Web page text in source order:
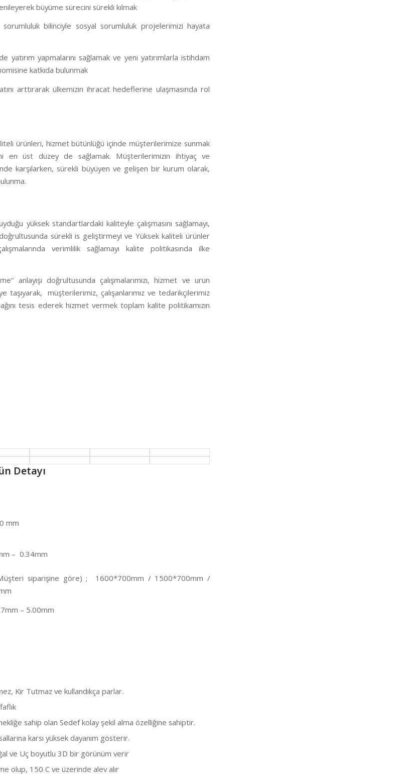
büyüme sürecini sürekli kılmak
bilinciyle sosyal sorumluluk projelerimizi hayata
yatırım yapmalarını sağlamak ve yeni yatırımlarla istihdam
katkıda bulunmak
arttırarak ülkemizin ihracat hedeflerine ulaşmasında rol
ürünleri, hizmet bütünlüğü içinde müşterilerimize sunmak
en üst düzey de sağlamak. Müşterilerimizin ihtiyaç ve
karşılarken, sürekli büyüyen ve gelişen bir kurum olarak,
yüksek standartlardaki kaliteyle çalışmasını sağlamayı,
sürekli is geliştirmeyi ve Yüksek kaliteli ürünler
verimlilik sağlamayı kalite politikasında ilke
anlayışı doğrultusunda çalışmalarımızı, hizmet ve urun
taşıyarak, müşterilerimiz, çalışanlarımız ve tedarikçilerimiz
tesis ederek hizmet vermek toplam kalite politikamızın
Detayı
mm
– 0.34mm
siparişine göre) ; 1600*700mm / 1500*700mm /
– 5.00mm
Kir Tutmaz ve kullandıkça parlar.
sahip olan Sedef kolay şekil alma özelliğine sahiptir.
karsı yüksek dayanım gösterir.
ve Uç boyutlu 3D bir görünüm verir
olup, 150 C ve üzerinde alev alır